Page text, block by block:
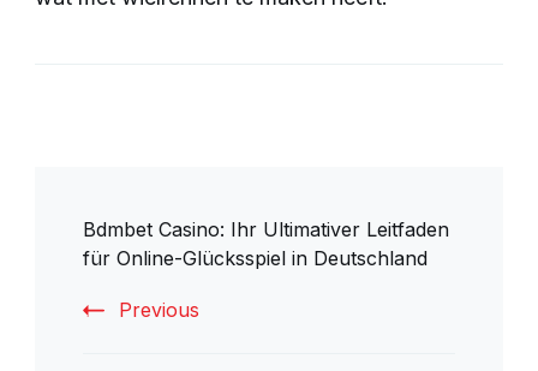
Navigation
Bdmbet Casino: Ihr Ultimativer Leitfaden
für Online-Glücksspiel in Deutschland
Previous